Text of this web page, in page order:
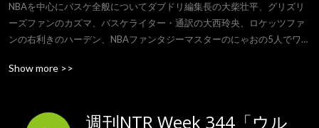
NBAを中心にバスケ全般についてダブドリ編集長の大柴壮平、グリズリ
ーズファンのカズマ、バスケライター・通訳の大西玲央、ロケッツファ
ンの右利きのハーデン、NBAファンタジーマスターのにゃおの5人でワイ
Show more >>
週刊NTR Week 344「ウル